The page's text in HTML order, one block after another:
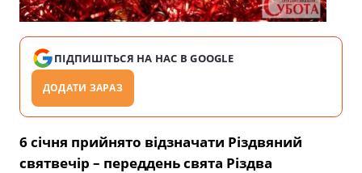
ПІДПИШІТЬСЯ НА НАС В GOOGLE
ДОДАТИ ЗАРАЗ
6 січня прийнято відзначати Різдвяний
святвечір – переддень свята Різдва